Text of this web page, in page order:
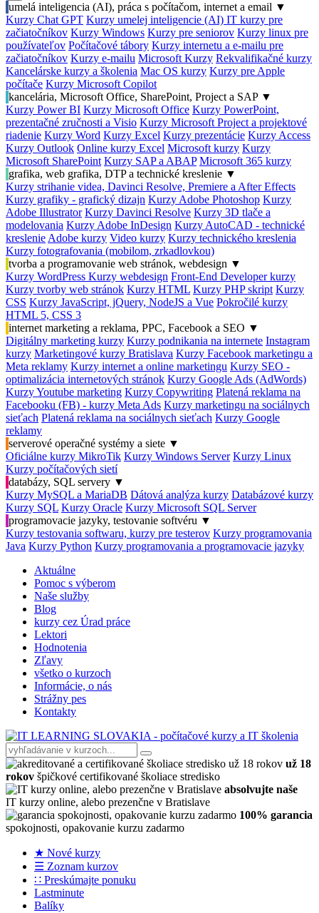
umelá inteligencia (AI), práca s počítačom, internet a email ▼
Kurzy Chat GPT Kurzy umelej inteligencie (AI) IT kurzy pre
začiatočníkov Kurzy Windows Kurzy pre seniorov Kurzy linux pre
používateľov Počítačové tábory Kurzy internetu a e-mailu pre
začiatočníkov Kurzy e-mailu Microsoft Kurzy Rekvalifikačné kurzy
Kancelárske kurzy a školenia Mac OS kurzy Kurzy pre Apple
počítače Kurzy Microsoft Copilot
kancelária, Microsoft Office, SharePoint, Project a SAP ▼
Kurzy Power BI Kurzy Microsoft Office Kurzy PowerPoint,
prezentačné zručnosti a Visio Kurzy Microsoft Project a projektové
riadenie Kurzy Word Kurzy Excel Kurzy prezentácie Kurzy Access
Kurzy Outlook Online kurzy Excel Microsoft kurzy Kurzy
Microsoft SharePoint Kurzy SAP a ABAP Microsoft 365 kurzy
grafika, web grafika, DTP a technické kreslenie ▼
Kurzy strihanie videa, Davinci Resolve, Premiere a After Effects
Kurzy grafiky - grafický dizajn Kurzy Adobe Photoshop Kurzy
Adobe Illustrator Kurzy Davinci Resolve Kurzy 3D tlače a
modelovania Kurzy Adobe InDesign Kurzy AutoCAD - technické
kreslenie Adobe kurzy Video kurzy Kurzy technického kreslenia
Kurzy fotografovania (mobilom, zrkadlovkou)
tvorba a programovanie web stránok, webdesign ▼
Kurzy WordPress Kurzy webdesign Front-End Developer kurzy
Kurzy tvorby web stránok Kurzy HTML Kurzy PHP skript Kurzy
CSS Kurzy JavaScript, jQuery, NodeJS a Vue Pokročilé kurzy
HTML 5, CSS 3
internet marketing a reklama, PPC, Facebook a SEO ▼
Digitálny marketing kurzy Kurzy podnikania na internete Instagram
kurzy Marketingové kurzy Bratislava Kurzy Facebook marketingu a
Meta reklamy Kurzy internet a online marketingu Kurzy SEO -
optimalizácia internetových stránok Kurzy Google Ads (AdWords)
Kurzy Youtube marketing Kurzy Copywriting Platená reklama na
Facebooku (FB) - kurzy Meta Ads Kurzy marketingu na sociálnych
sieťach Platená reklama na sociálnych sieťach Kurzy Google
reklamy
serverové operačné systémy a siete ▼
Oficiálne kurzy MikroTik Kurzy Windows Server Kurzy Linux
Kurzy počítačových sietí
databázy, SQL servery ▼
Kurzy MySQL a MariaDB Dátová analýza kurzy Databázové kurzy
Kurzy SQL Kurzy Oracle Kurzy Microsoft SQL Server
programovacie jazyky, testovanie softvéru ▼
Kurzy testovania softwaru, kurzy pre testerov Kurzy programovania
Java Kurzy Python Kurzy programovania a programovacie jazyky
Aktuálne
Pomoc s výberom
Naše služby
Blog
kurzy cez Úrad práce
Lektori
Hodnotenia
Zľavy
všetko o kurzoch
Informácie, o nás
Strážny pes
Kontakty
už 18
rokov špičkové certifikované školiace stredisko
absolvujte naše
IT kurzy online, alebo prezenčne v Bratislave
100% garancia
spokojnosti, opakovanie kurzu zadarmo
★ Nové kurzy
☰ Zoznam kurzov
∷ Preskúmajte ponuku
Lastminute
Balíky